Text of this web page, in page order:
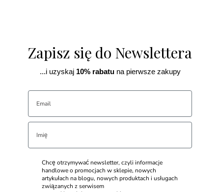
Zapisz się do Newslettera
...i uzyskaj10% rabatuna pierwsze zakupy
Chcę otrzymywać newsletter, czyli informacje
handlowe o promocjach w sklepie, nowych
artykułach na blogu, nowych produktach i usługach
związanych z serwisem